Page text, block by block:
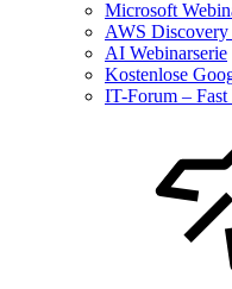
Microsoft
AWS Discovery
AI Webinarserie
Kostenlose
IT-Forum –